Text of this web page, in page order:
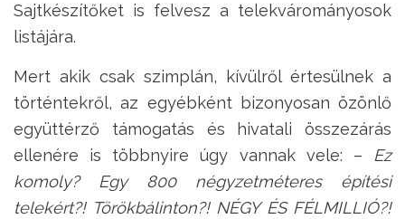
Sajtkészítőket is felvesz a telekvárományosok
listájára.
Mert akik csak szimplán, kívülről értesülnek a
történtekről, az egyébként bizonyosan özönlő
együttérző támogatás és hivatali összezárás
ellenére is többnyire úgy vannak vele: – Ez
komoly? Egy 800 négyzetméteres építési
telekért?! Törökbálinton?! NÉGY ÉS FÉLMILLIÓ?!